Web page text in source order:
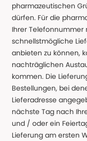
pharmazeutischen
dürfen. Für die
Ihrer Telefonnummer
schnellstmögliche
anbieten zu können,
nachträglichen
kommen. Die
Bestellungen, bei
Lieferadresse
nächste Tag nach
und / oder ein
Lieferung am ersten